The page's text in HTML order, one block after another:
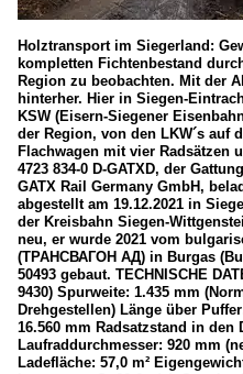
Holztransport im Siegerland:
kompletten Fichtenbestand
Region zu beobachten. Mit der
hinterher. Hier in Siegen-
KSW (Eisern-Siegener
der Region, von den LKW´s auf
Flachwagen mit vier Radsätzen
4723 834-0 D-GATXD, der
GATX Rail Germany GmbH,
abgestellt am 19.12.2021 in
der Kreisbahn Siegen-
neu, er wurde 2021 vom
(ТРАНСВАГОН АД) in Burgas
50493 gebaut. TECHNISCHE
9430) Spurweite: 1.435 mm
Drehgestellen) Länge über
16.560 mm Radsatzstand in den
Laufraddurchmesser: 920 mm
Ladefläche: 57,0 m²